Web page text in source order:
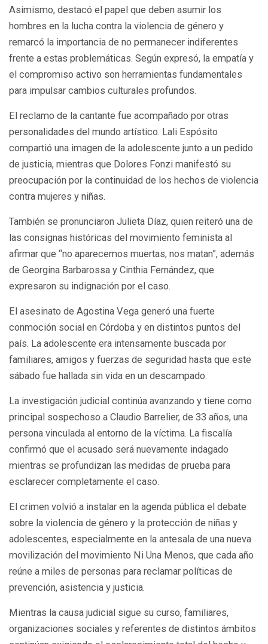
Asimismo, destacó el papel que deben asumir los
hombres en la lucha contra la violencia de género y
remarcó la importancia de no permanecer indiferentes
frente a estas problemáticas. Según expresó, la empatía y
el compromiso activo son herramientas fundamentales
para impulsar cambios culturales profundos.
El reclamo de la cantante fue acompañado por otras
personalidades del mundo artístico. Lali Espósito
compartió una imagen de la adolescente junto a un pedido
de justicia, mientras que Dolores Fonzi manifestó su
preocupación por la continuidad de los hechos de violencia
contra mujeres y niñas.
También se pronunciaron Julieta Díaz, quien reiteró una de
las consignas históricas del movimiento feminista al
afirmar que “no aparecemos muertas, nos matan”, además
de Georgina Barbarossa y Cinthia Fernández, que
expresaron su indignación por el caso.
El asesinato de Agostina Vega generó una fuerte
conmoción social en Córdoba y en distintos puntos del
país. La adolescente era intensamente buscada por
familiares, amigos y fuerzas de seguridad hasta que este
sábado fue hallada sin vida en un descampado.
La investigación judicial continúa avanzando y tiene como
principal sospechoso a Claudio Barrelier, de 33 años, una
persona vinculada al entorno de la víctima. La fiscalía
confirmó que el acusado será nuevamente indagado
mientras se profundizan las medidas de prueba para
esclarecer completamente el caso.
El crimen volvió a instalar en la agenda pública el debate
sobre la violencia de género y la protección de niñas y
adolescentes, especialmente en la antesala de una nueva
movilización del movimiento Ni Una Menos, que cada año
reúne a miles de personas para reclamar políticas de
prevención, asistencia y justicia.
Mientras la causa judicial sigue su curso, familiares,
organizaciones sociales y referentes de distintos ámbitos